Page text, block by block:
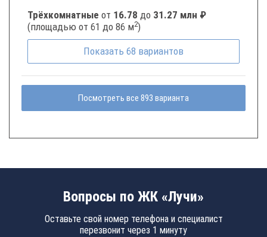
Трёхкомнатные от 16.78 до 31.27 млн ₽
(площадью от 61 до 86 м2)
Показать 68 вариантов
Посмотреть все 893 варианта
Вопросы по ЖК «Лучи»
Оставьте свой номер телефона и специалист
перезвонит через 1 минуту